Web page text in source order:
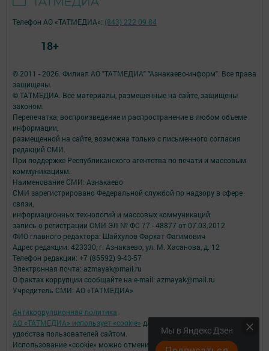
Мы в Яндекс Дзен
© 2011 - 2026. Филиал АО "ТАТМЕДИА" "Азнакаево-информ". Все права
защищены.
© ТАТМЕДИА. Все материалы, размещенные на сайте, защищены
законом.
Перепечатка, воспроизведение и распространение в любом объеме
информации,
размещенной на сайте, возможна только с письменного согласия
редакций СМИ.
При поддержке Республиканского агентства по печати и массовым
коммуникациям.
Наименование СМИ: Азнакаево
СМИ зарегистрировано Федеральной службой по надзору в сфере
связи,
информационных технологий и массовых коммуникаций
запись о регистрации СМИ ЭЛ № ФС 77 - 48877 от 07.03.2012
ФИО главного редактора: Шайхулов Фархат Фагимович
Адрес редакции: 423330, г. Азнакаево, ул. М. Хасанова, д. 12
Телефон редакции: +7 (85592) 9-43-57
Электронная почта: azmayak@mail.ru
О фактах коррупции сообщайте на e-mail: azmayak@mail.ru
Учредитель СМИ: АО «ТАТМЕДИА»
Антикоррупционная политика
АО «ТАТМЕДИА» использует «cookie» для персонализации сервисов и
удобства пользователей сайтом.
Использование «cookie» можно отменить в настройках браузера.
Телефон АО «ТАТМЕДИА»: (843) 222 09 84
18+